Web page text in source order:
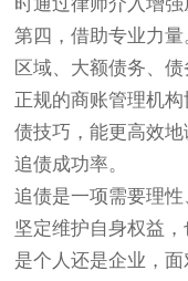
时通过律师介入增强
第四，借助专业力
区域、大额债务、
正规的商账管理机
债技巧，能更高效
追债成功率。
追债是一项需要理
坚定维护自身权益
是个人还是企业，